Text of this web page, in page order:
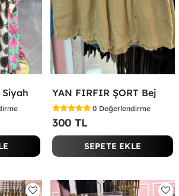
Siyah YAN FIRFIR ŞORT Bej
0 Değerlendirme
300 TL
SEPETE EKLE